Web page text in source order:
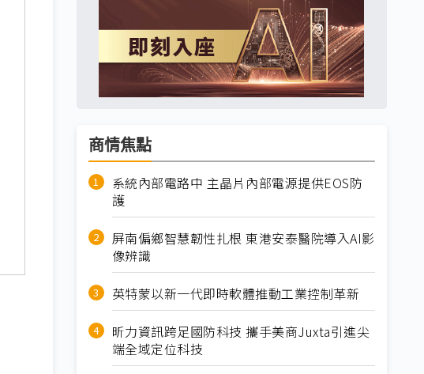
商情焦點
系統內部電路中 主晶片內部電源提供EOS防
護
屏南偏鄉智慧韌性扎根 東港安泰醫院導入AI影
像辨識
英特蒙以新一代即時軟體推動工業控制革新
昕力資訊跨足國防科技 攜手美商Juxta引進尖
端全域定位科技